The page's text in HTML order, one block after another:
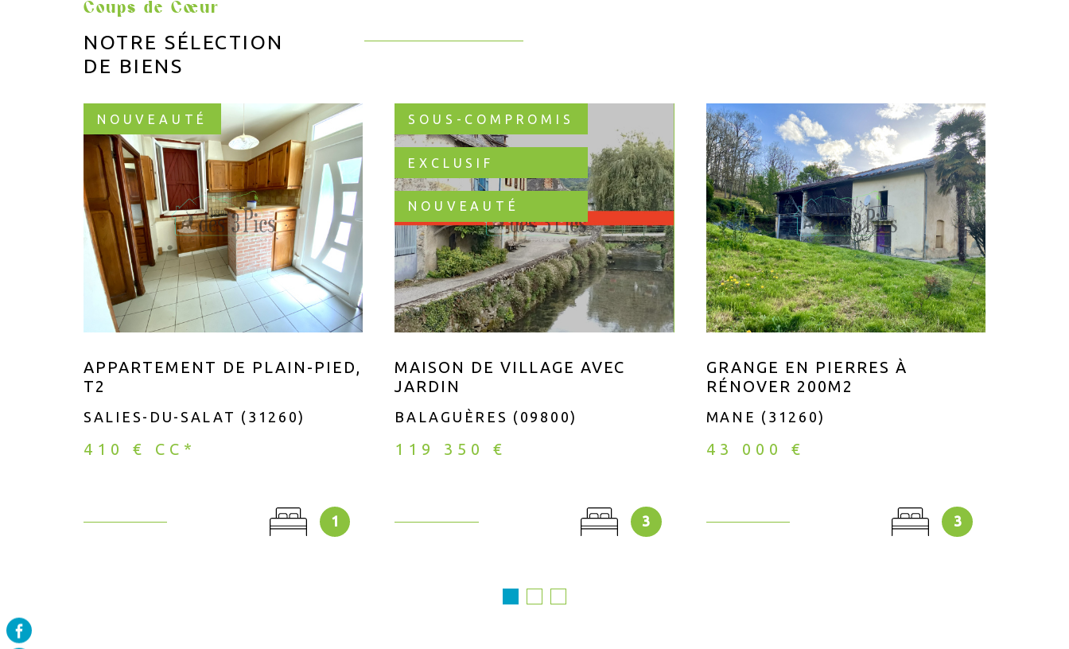
Coups de Cœur
NOTRE SÉLECTION
DE BIENS
NOUVEAUTÉ
VOIR LE BIEN
APPARTEMENT DE PLAIN-PIED,
T2
SALIES-DU-SALAT (31260)
410 € CC*
1
SOUS-COMPROMIS
EXCLUSIF
NOUVEAUTÉ
VOIR LE BIEN
MAISON DE VILLAGE AVEC
JARDIN
BALAGUÈRES (09800)
119 350 €
3
VOIR LE BIEN
GRANGE EN PIERRES À
RÉNOVER 200M2
MANE (31260)
43 000 €
3